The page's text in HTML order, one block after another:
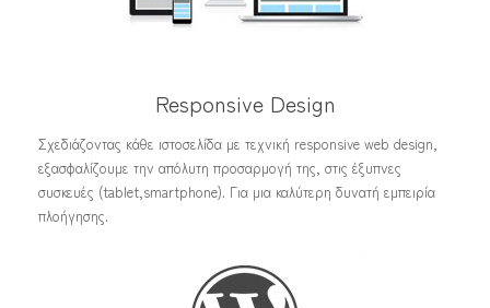
Responsive Design
Σχεδιάζοντας κάθε ιστοσελίδα με τεχνική responsive web design,
εξασφαλίζουμε την απόλυτη προσαρμογή της, στις έξυπνες
συσκευές (tablet,smartphone). Για μια καλύτερη δυνατή εμπειρία
πλοήγησης.